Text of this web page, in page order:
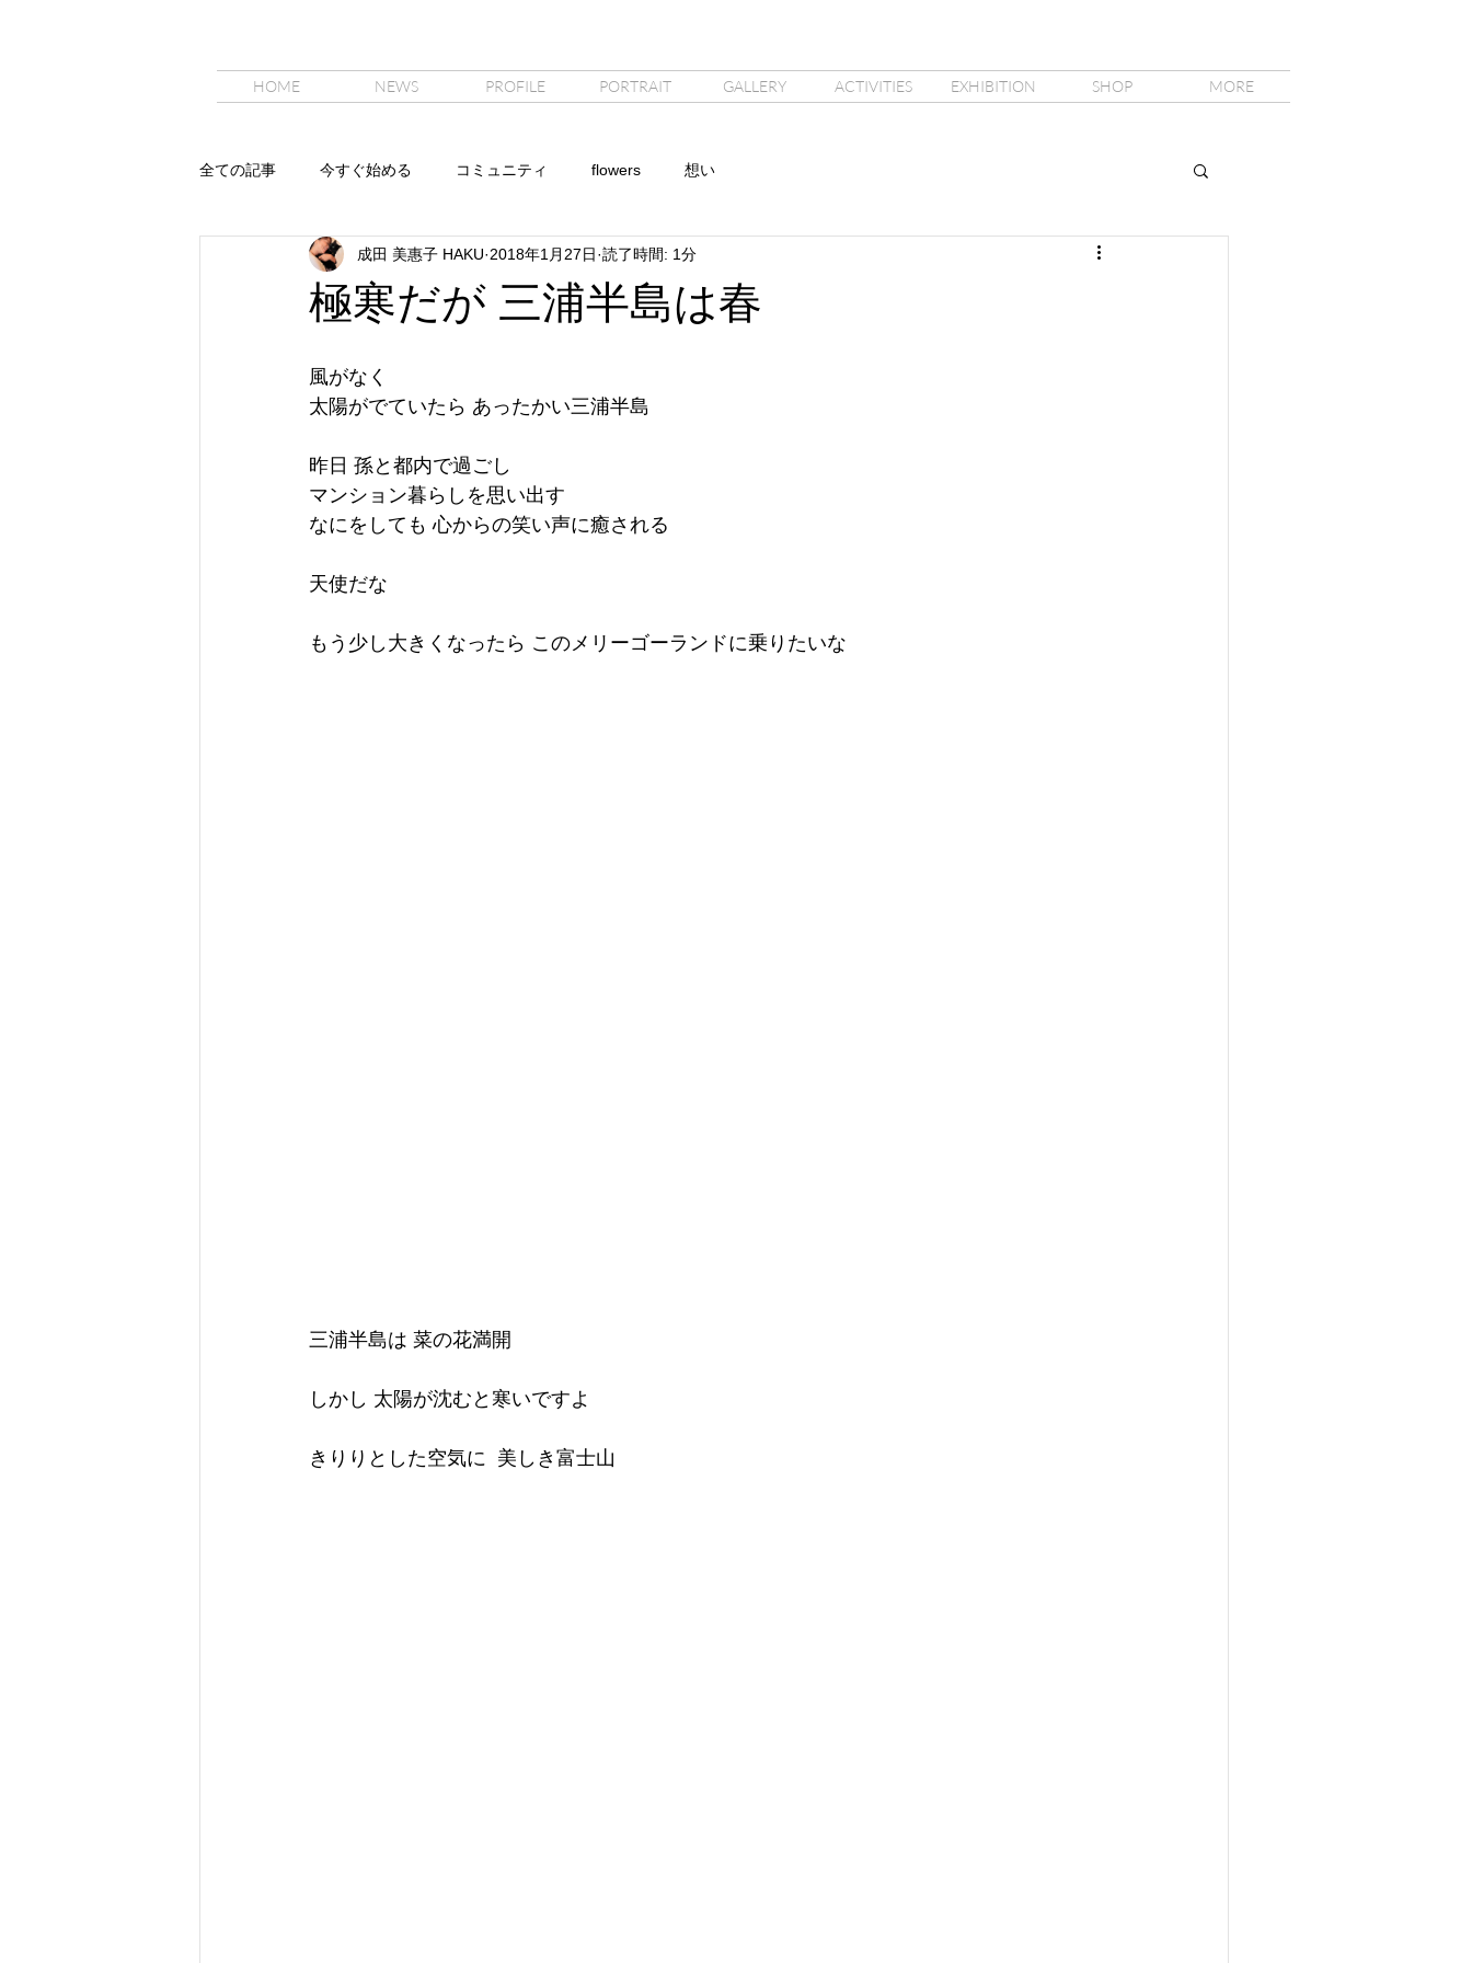
HOME NEWS PROFILE PORTRAIT GALLERY ACTIVITIES EXHIBITION SHOP MORE
全ての記事 今すぐ始める コミュニティ flowers 想い
極寒だが 三浦半島は春
成田 美惠子 HAKU 2018年1月27日 読了時間: 1分
風がなく
太陽がでていたら あったかい三浦半島
昨日 孫と都内で過ごし
マンション暮らしを思い出す
なにをしても 心からの笑い声に癒される
天使だな
もう少し大きくなったら このメリーゴーランドに乗りたいな
三浦半島は 菜の花満開
しかし 太陽が沈むと寒いですよ
きりりとした空気に  美しき富士山